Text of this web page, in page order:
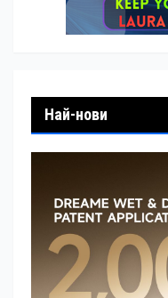
Най-нови